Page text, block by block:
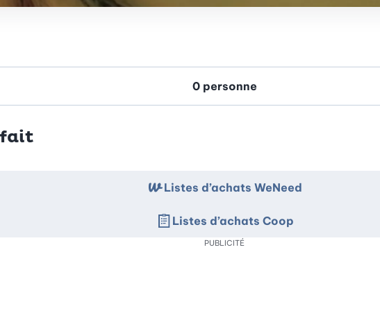
fait
Listes d’achats WeNeed
Listes d’achats Coop
PUBLICITÉ